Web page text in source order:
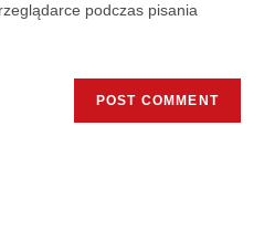
podczas pisania